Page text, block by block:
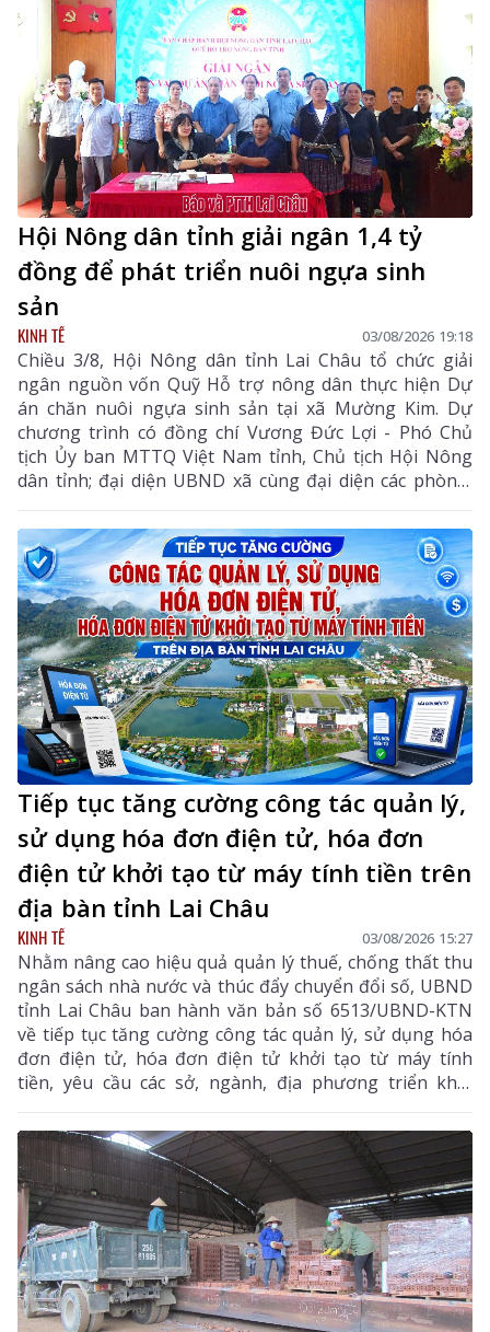
Hội Nông dân tỉnh giải ngân 1,4 tỷ
đồng để phát triển nuôi ngựa sinh
sản
KINH TẾ 03/08/2026 19:18
Chiều 3/8, Hội Nông dân tỉnh Lai Châu tổ chức giải
ngân nguồn vốn Quỹ Hỗ trợ nông dân thực hiện Dự
án chăn nuôi ngựa sinh sản tại xã Mường Kim. Dự
chương trình có đồng chí Vương Đức Lợi - Phó Chủ
tịch Ủy ban MTTQ Việt Nam tỉnh, Chủ tịch Hội Nông
dân tỉnh; đại diện UBND xã cùng đại diện các phòng,
ban chuyên môn, Hội Nông dân xã và các hội viên
tham gia dự án.
Tiếp tục tăng cường công tác quản lý,
sử dụng hóa đơn điện tử, hóa đơn
điện tử khởi tạo từ máy tính tiền trên
địa bàn tỉnh Lai Châu
KINH TẾ 03/08/2026 15:27
Nhằm nâng cao hiệu quả quản lý thuế, chống thất thu
ngân sách nhà nước và thúc đẩy chuyển đổi số, UBND
tỉnh Lai Châu ban hành văn bản số 6513/UBND-KTN
về tiếp tục tăng cường công tác quản lý, sử dụng hóa
đơn điện tử, hóa đơn điện tử khởi tạo từ máy tính
tiền, yêu cầu các sở, ngành, địa phương triển khai
đồng bộ các giải pháp nhằm nâng cao hiệu quả quản
lý thuế, chống thất thu ngân sách và thúc đẩy chuyển
đổi số trên địa bàn tỉnh.